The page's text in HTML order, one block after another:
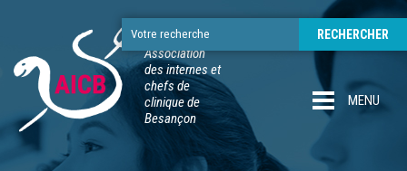
Association
des internes et
chefs de
clinique de
Besançon
MENU